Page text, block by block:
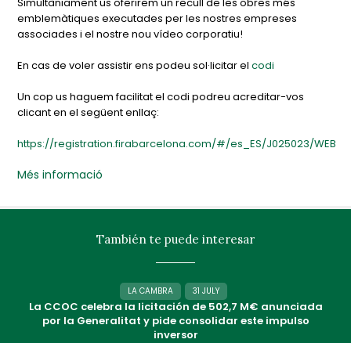
emblemàtiques executades per les nostres empreses
associades i el nostre nou vídeo corporatiu!
En cas de voler assistir ens podeu sol·licitar elcodi
Un cop us haguem facilitat el codi podreu acreditar-vos
clicant en el següent enllaç:
https://registration.firabarcelona.com/#/es_ES/J025023/WEB
Més informació
También te puede interesar
LA CAMBRA 31 JULY
La CCOC celebra la licitación de 502,7 M€ anunciada
por la Generalitat y pide consolidar este impulso
inversor